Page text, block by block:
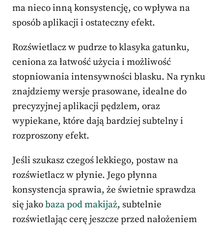
ma nieco inną konsystencję, co wpływa na
sposób aplikacji i ostateczny efekt.
Rozświetlacz w pudrze to klasyka gatunku,
ceniona za łatwość użycia i możliwość
stopniowania intensywności blasku. Na rynku
znajdziemy wersje prasowane, idealne do
precyzyjnej aplikacji pędzlem, oraz
wypiekane, które dają bardziej subtelny i
rozproszony efekt.
Jeśli szukasz czegoś lekkiego, postaw na
rozświetlacz w płynie. Jego płynna
konsystencja sprawia, że świetnie sprawdza
się jakobaza pod makijaż, subtelnie
rozświetlając cerę jeszcze przed nałożeniem